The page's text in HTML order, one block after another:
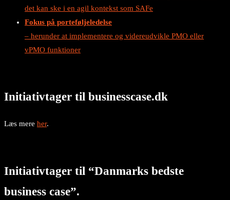
det kan ske i en agil kontekst som SAFe
Fokus på porteføljeledelse
– herunder at implementere og videreudvikle PMO eller
vPMO funktioner
Initiativtager til businesscase.dk
Læs mere her.
Initiativtager til “Danmarks bedste
business case”.